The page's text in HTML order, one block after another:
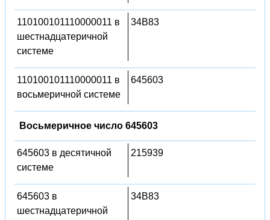
110100101110000011 в
шестнадцатеричной
системе
34B83
110100101110000011 в
восьмеричной системе
645603
Восьмеричное число 645603
645603 в десятичной
системе
215939
645603 в
шестнадцатеричной
34B83